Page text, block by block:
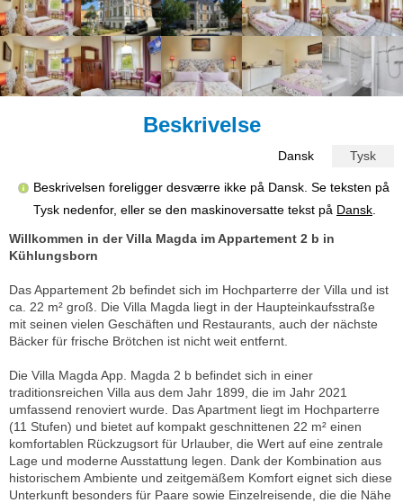
Beskrivelse
Dansk Tysk
Beskrivelsen foreligger desværre ikke på Dansk. Se teksten på
Tysk nedenfor, eller se den maskinoversatte tekst på Dansk
Willkommen in der Villa Magda im Appartement 2 b in
Kühlungsborn
Das Appartement 2b befindet sich im Hochparterre der Villa und ist
ca. 22 m² groß. Die Villa Magda liegt in der Haupteinkaufsstraße
mit seinen vielen Geschäften und Restaurants, auch der nächste
Bäcker für frische Brötchen ist nicht weit entfernt.
Die Villa Magda App. Magda 2 b befindet sich in einer
traditionsreichen Villa aus dem Jahr 1899, die im Jahr 2021
umfassend renoviert wurde. Das Apartment liegt im Hochparterre
(11 Stufen) und bietet auf kompakt geschnittenen 22 m² einen
komfortablen Rückzugsort für Urlauber, die Wert auf eine zentrale
Lage und moderne Ausstattung legen. Dank der Kombination aus
historischem Ambiente und zeitgemäßem Komfort eignet sich diese
Unterkunft besonders für Paare sowie Einzelreisende, die die Nähe